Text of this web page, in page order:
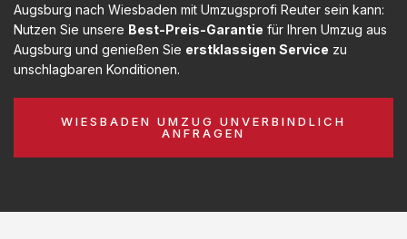
Augsburg nach Wiesbaden mit Umzugsprofi Reuter sein kann:
Nutzen Sie unsere Best-Preis-Garantie für Ihren Umzug aus
Augsburg und genießen Sie erstklassigen Service zu
unschlagbaren Konditionen.
WIESBADEN UMZUG UNVERBINDLICH
ANFRAGEN